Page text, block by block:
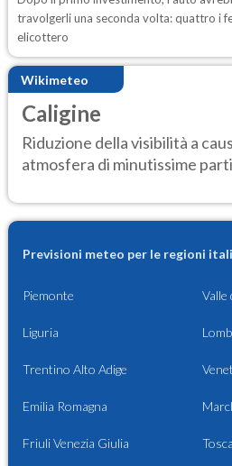
travolgerli una seconda volta: quattro i
elicottero
Wikimeteo
Caligine
Riduzione della visibilità a
atmosfera di minutissime
Previsioni meteo per le regioni
Piemonte Valle
Liguria
Trentino Alto Adige
Emilia Romagna
Friuli Venezia Giulia